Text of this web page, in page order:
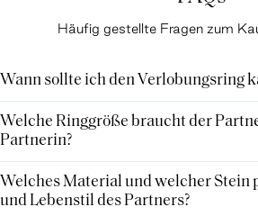
Häufig gestellte Fragen zum
Wann sollte ich den Verlobungsring
Welche Ringgröße braucht der
Partnerin?
Welches Material und welcher Stein
und Lebenstil des Partners?